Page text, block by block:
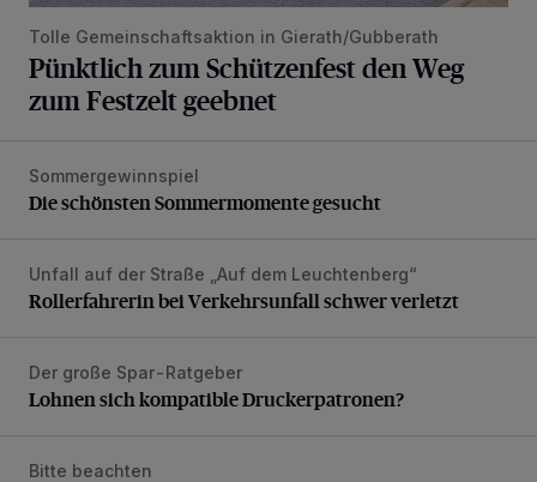
Tolle Gemeinschaftsaktion in Gierath/Gubberath
Pünktlich zum Schützenfest den Weg
zum Festzelt geebnet
Die schönsten Sommermomente gesucht
Sommergewinnspiel
Die schönsten Sommermomente gesucht
Rollerfahrerin bei Verkehrsunfall schwer verletzt
Unfall auf der Straße „Auf dem Leuchtenberg“
Rollerfahrerin bei Verkehrsunfall schwer verletzt
Lohnen sich kompatible Druckerpatronen?
Der große Spar-Ratgeber
Lohnen sich kompatible Druckerpatronen?
Sperrung wegen Brückenbauarbeiten
Bitte beachten